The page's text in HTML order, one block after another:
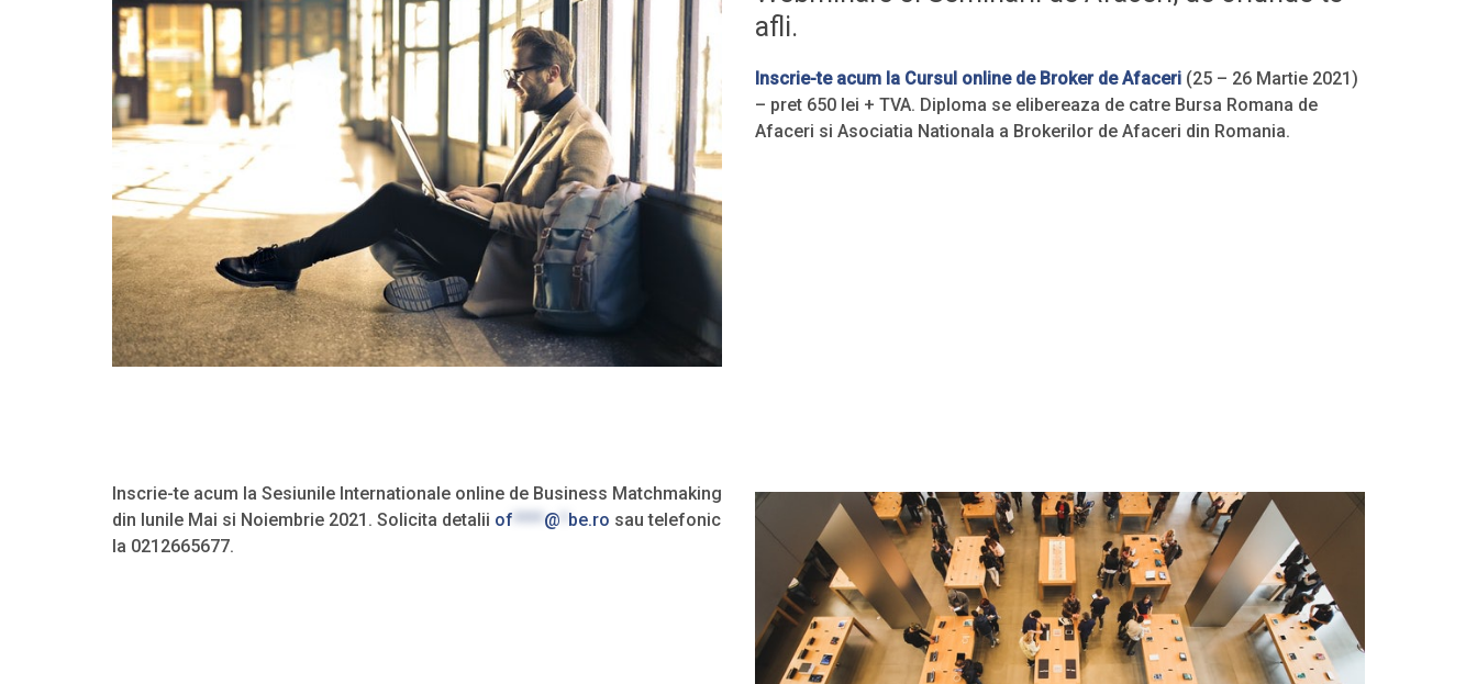
afli.
Inscrie-te acum la Cursul online de Broker de Afaceri (25 – 26 Martie 2021)
– pret 650 lei + TVA. Diploma se elibereaza de catre Bursa Romana de
Afaceri si Asociatia Nationala a Brokerilor de Afaceri din Romania.
Inscrie-te acum la Sesiunile Internationale online de Business Matchmaking
din lunile Mai si Noiembrie 2021. Solicita detalii of **** @ be.ro sau telefonic
la 0212665677.